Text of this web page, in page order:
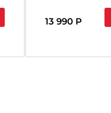
13 990 Р